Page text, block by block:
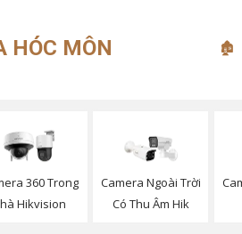
HÓC MÔN 🏚
360 Trong
Hikvision
Camera Ngoài Trời
Có Thu Âm Hik